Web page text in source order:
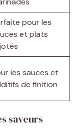
pour les
et plats
les sauces et
de finition
saveurs